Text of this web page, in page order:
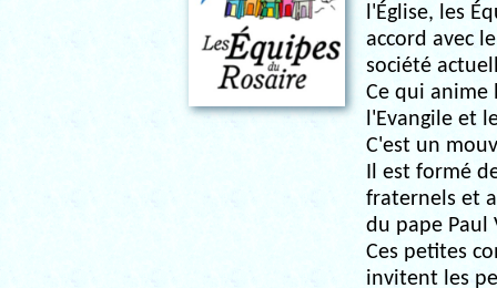
l'Église, les
accord avec
société
Ce qui anime
l'Evangile et
C'est un
Il est formé
fraternels et
du pape Paul
Ces petites
invitent les